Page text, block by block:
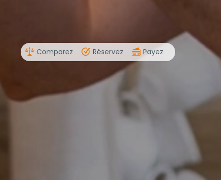
Comparez Réservez Payez